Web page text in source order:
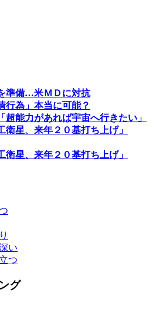
準備…米ＭＤに対抗
行為」本当に可能？
超能力があれば宇宙へ行きたい」
衛星、来年２０基打ち上げ」
衛星、来年２０基打ち上げ」
い
つ
グ